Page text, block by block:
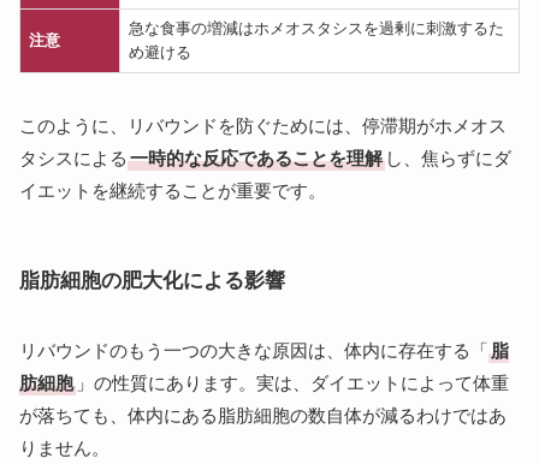
注意
急な食事の増減はホメオスタシスを過剰に刺激するた
め避ける
このように、リバウンドを防ぐためには、停滞期がホメオス
タシスによる 一時的な反応であることを理解 し、焦らずにダ
イエットを継続することが重要です。
脂肪細胞の肥大化による影響
リバウンドのもう一つの大きな原因は、体内に存在する「脂
肪細胞 」の性質にあります。実は、ダイエットによって体重
が落ちても、体内にある脂肪細胞の数自体が減るわけではあ
りません。